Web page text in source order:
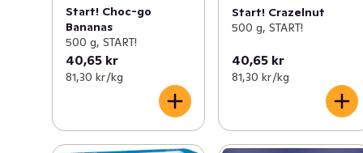
Start! Choc-go
Bananas
500 g, START!
40,65 kr
81,30 kr /kg
Start! Crazelnut
500 g, START!
40,65 kr
81,30 kr /kg